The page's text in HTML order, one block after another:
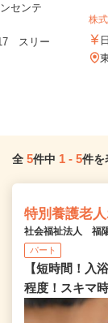
センテ
スリー
株
全 5件中 1 - 5件を
特別養護老
社会福祉法人 福
パート
【短時間！入
程度！スキマ